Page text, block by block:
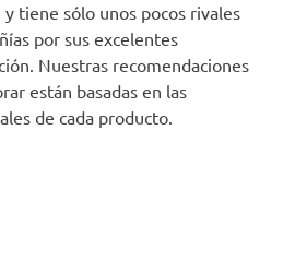
tiene sólo unos pocos rivales
por sus excelentes
Nuestras recomendaciones
están basadas en las
de cada producto.